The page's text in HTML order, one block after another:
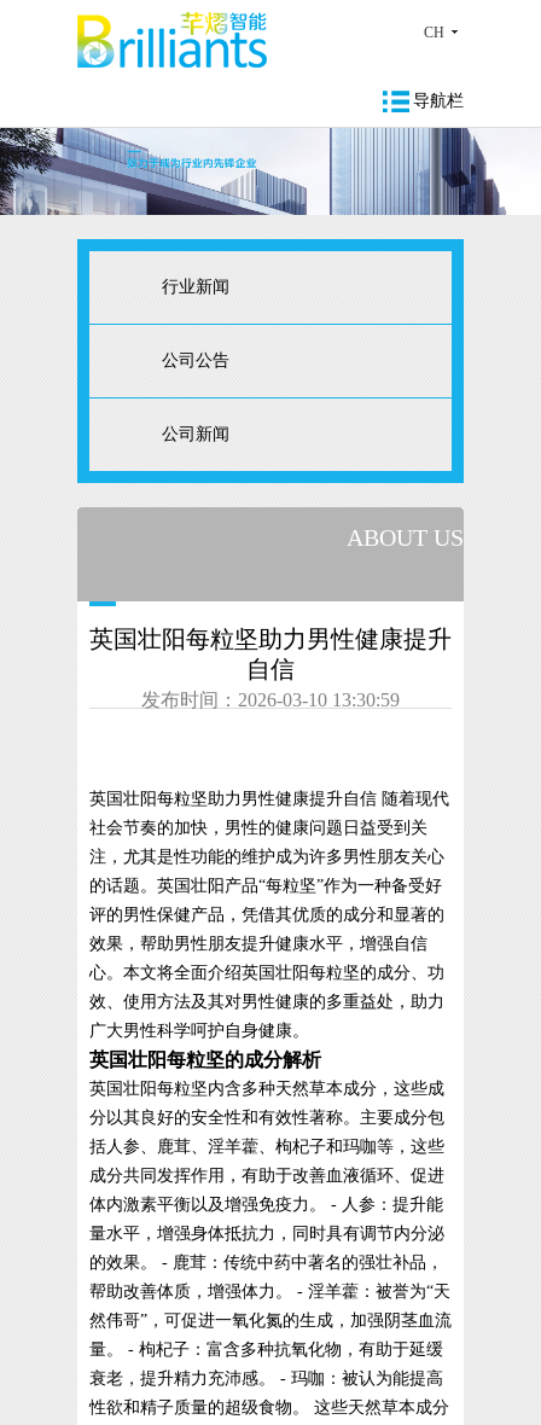
导航栏
CH
行业新闻
公司公告
公司新闻
ABOUT US
英国壮阳每粒坚助力男性健康提升
自信
发布时间：2026-03-10 13:30:59
英国壮阳每粒坚助力男性健康提升自信 随着现代
社会节奏的加快，男性的健康问题日益受到关
注，尤其是性功能的维护成为许多男性朋友关心
的话题。英国壮阳产品“每粒坚”作为一种备受好
评的男性保健产品，凭借其优质的成分和显著的
效果，帮助男性朋友提升健康水平，增强自信
心。本文将全面介绍英国壮阳每粒坚的成分、功
效、使用方法及其对男性健康的多重益处，助力
广大男性科学呵护自身健康。
英国壮阳每粒坚的成分解析
英国壮阳每粒坚内含多种天然草本成分，这些成
分以其良好的安全性和有效性著称。主要成分包
括人参、鹿茸、淫羊藿、枸杞子和玛咖等，这些
成分共同发挥作用，有助于改善血液循环、促进
体内激素平衡以及增强免疫力。 - 人参：提升能
量水平，增强身体抵抗力，同时具有调节内分泌
的效果。 - 鹿茸：传统中药中著名的强壮补品，
帮助改善体质，增强体力。 - 淫羊藿：被誉为“天
然伟哥”，可促进一氧化氮的生成，加强阴茎血流
量。 - 枸杞子：富含多种抗氧化物，有助于延缓
衰老，提升精力充沛感。 - 玛咖：被认为能提高
性欲和精子质量的超级食物。 这些天然草本成分